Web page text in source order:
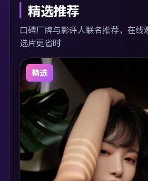
精选推荐
口碑厂牌与影评人联名推荐，在线
选片更省时
精选